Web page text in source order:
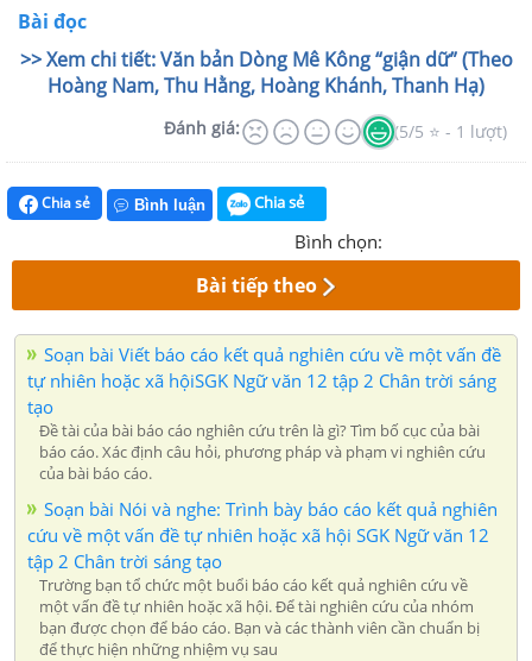
Bài đọc
>> Xem chi tiết: Văn bản Dòng Mê Kông “giận dữ” (Theo
Hoàng Nam, Thu Hằng, Hoàng Khánh, Thanh Hạ)
Đánh giá: (5/5 ⭐ - 1 lượt)
Chia sẻ Bình luận Chia sẻ
Bình chọn:
Bài tiếp theo
Soạn bài Viết báo cáo kết quả nghiên cứu về một vấn đề
tự nhiên hoặc xã hộiSGK Ngữ văn 12 tập 2 Chân trời sáng
tạo
Đề tài của bài báo cáo nghiên cứu trên là gì? Tìm bố cục của bài
báo cáo. Xác định câu hỏi, phương pháp và phạm vi nghiên cứu
của bài báo cáo.
Soạn bài Nói và nghe: Trình bày báo cáo kết quả nghiên
cứu về một vấn đề tự nhiên hoặc xã hội SGK Ngữ văn 12
tập 2 Chân trời sáng tạo
Trường bạn tổ chức một buổi báo cáo kết quả nghiên cứu về
một vấn đề tự nhiên hoặc xã hội. Để tài nghiên cứu của nhóm
bạn được chọn để báo cáo. Bạn và các thành viên cần chuẩn bị
để thực hiện những nhiệm vụ sau